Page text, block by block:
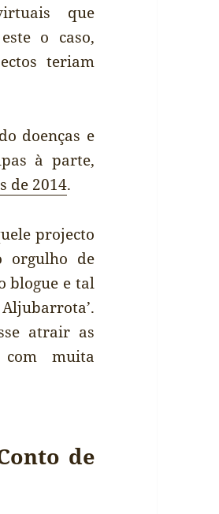
que
o caso,
teriam
doenças e
à parte,
de 2014.
projecto
orgulho de
blogue e tal
atrair as
com muita
de